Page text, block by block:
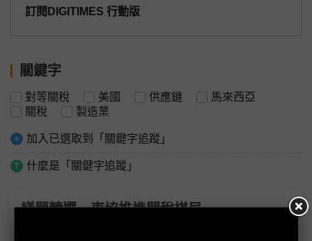
訂閱DIGITIMES 行動版
關鍵字
對等關稅 美國 供應鏈
馬來西亞
關稅
製造業
加入已選取到「關鍵字追蹤」
什麼是「關鍵字追蹤」
議題精選－東協推進關稅棋局